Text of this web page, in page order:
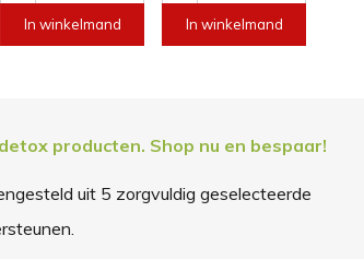
In winkelmand In winkelmand
producten. Shop nu en bespaar!
uit 5 zorgvuldig geselecteerde